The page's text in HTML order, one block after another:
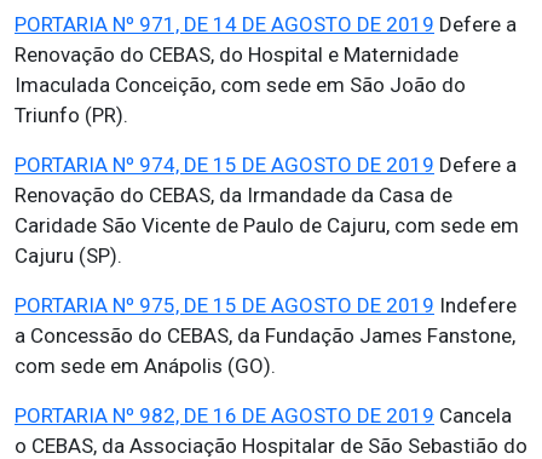
PORTARIA Nº 971, DE 14 DE AGOSTO DE 2019 Defere a
Renovação do CEBAS, do Hospital e Maternidade
Imaculada Conceição, com sede em São João do
Triunfo (PR).
PORTARIA Nº 974, DE 15 DE AGOSTO DE 2019 Defere a
Renovação do CEBAS, da Irmandade da Casa de
Caridade São Vicente de Paulo de Cajuru, com sede em
Cajuru (SP).
PORTARIA Nº 975, DE 15 DE AGOSTO DE 2019 Indefere
a Concessão do CEBAS, da Fundação James Fanstone,
com sede em Anápolis (GO).
PORTARIA Nº 982, DE 16 DE AGOSTO DE 2019 Cancela
o CEBAS, da Associação Hospitalar de São Sebastião do